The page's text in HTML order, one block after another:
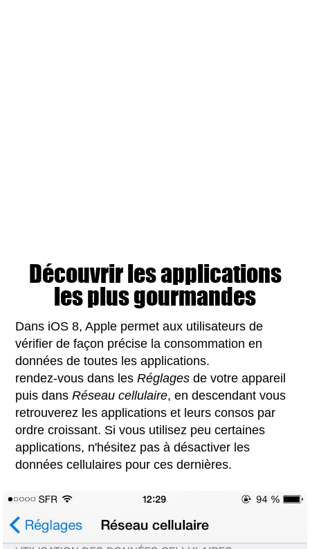
Découvrir les applications
les plus gourmandes
Dans iOS 8, Apple permet aux utilisateurs de
vérifier de façon précise la consommation en
données de toutes les applications.
rendez-vous dans lesRéglages de votre appareil
puis dansRéseau cellulaire, en descendant vous
retrouverez les applications et leurs consos par
ordre croissant. Si vous utilisez peu certaines
applications, n'hésitez pas à désactiver les
données cellulaires pour ces dernières.